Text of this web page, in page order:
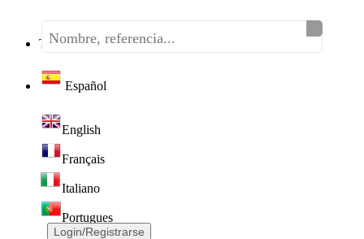
Teléfono:(+34) 968 320 046
Español
English
Français
Italiano
Portugues
Login/Registrarse